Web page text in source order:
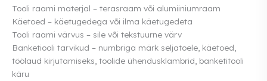
Tooli raami materjal – terasraam või alumiiniumraam
Käetoed – käetugedega või ilma käetugedeta
Tooli raami värvus – sile või tekstuurne värv
Banketiooli tarvikud – numbriga märk seljatoele, käetoed,
töölaud kirjutamiseks, toolide ühendusklambrid, banketitooli
käru